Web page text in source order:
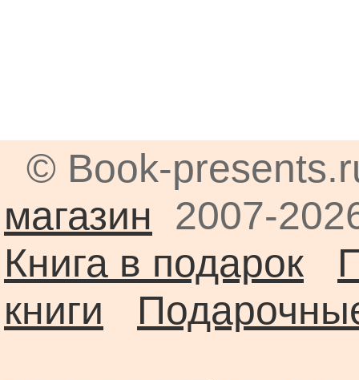
© Book-
магазин 2007-
Книга в подарок
книги